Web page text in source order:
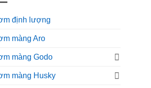
định lượng
màng Aro
màng Godo
màng Husky